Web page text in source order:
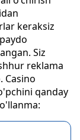
keraksiz
Siz
reklama
Casino
qanday